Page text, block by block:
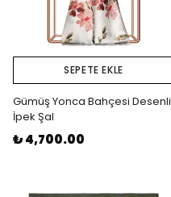
SEPETE EKLE
Gümüş Yonca Bahçesi Desenli
İpek Şal
₺ 4,700.00